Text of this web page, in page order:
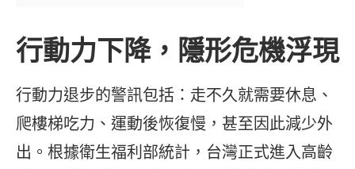
行動力下降，隱形危機浮現
行動力退步的警訊包括：走不久就需要休息、
爬樓梯吃力、運動後恢復慢，甚至因此減少外
出。根據衛生福利部統計，台灣正式進入高齡